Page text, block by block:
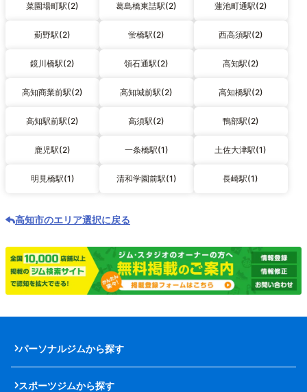
菜園場町駅(2) 葛島橋東詰駅(2) 蓮池町通駅(2)
薊野駅(2) 蛍橋駅(2) 西高須駅(2)
鏡川橋駅(2) 領石通駅(2) 高知駅(2)
高知商業前駅(2) 高知城前駅(2) 高知橋駅(2)
高知駅前駅(2) 高須駅(2) 鴨部駅(2)
鹿児駅(2) 一条橋駅(1) 土佐大津駅(1)
明見橋駅(1) 清和学園前駅(1) 長崎駅(1)
高知市のエリア選択に戻る
パーソナルジムから探す
スポーツジムから探す